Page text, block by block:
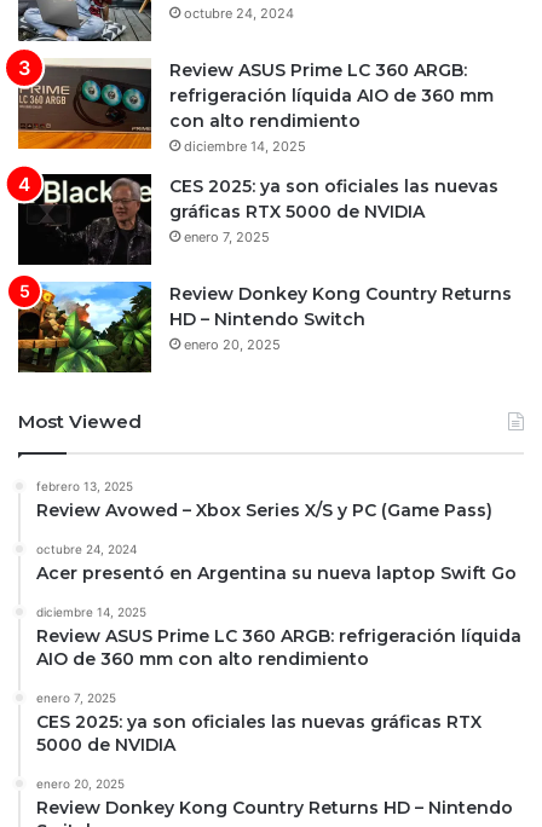
octubre 24, 2024
Review ASUS Prime LC 360 ARGB:
refrigeración líquida AIO de 360 mm
con alto rendimiento
diciembre 14, 2025
CES 2025: ya son oficiales las nuevas
gráficas RTX 5000 de NVIDIA
enero 7, 2025
Review Donkey Kong Country Returns
HD – Nintendo Switch
enero 20, 2025
Most Viewed
febrero 13, 2025
Review Avowed – Xbox Series X/S y PC (Game Pass)
octubre 24, 2024
Acer presentó en Argentina su nueva laptop Swift Go
diciembre 14, 2025
Review ASUS Prime LC 360 ARGB: refrigeración líquida
AIO de 360 mm con alto rendimiento
enero 7, 2025
CES 2025: ya son oficiales las nuevas gráficas RTX
5000 de NVIDIA
enero 20, 2025
Review Donkey Kong Country Returns HD – Nintendo